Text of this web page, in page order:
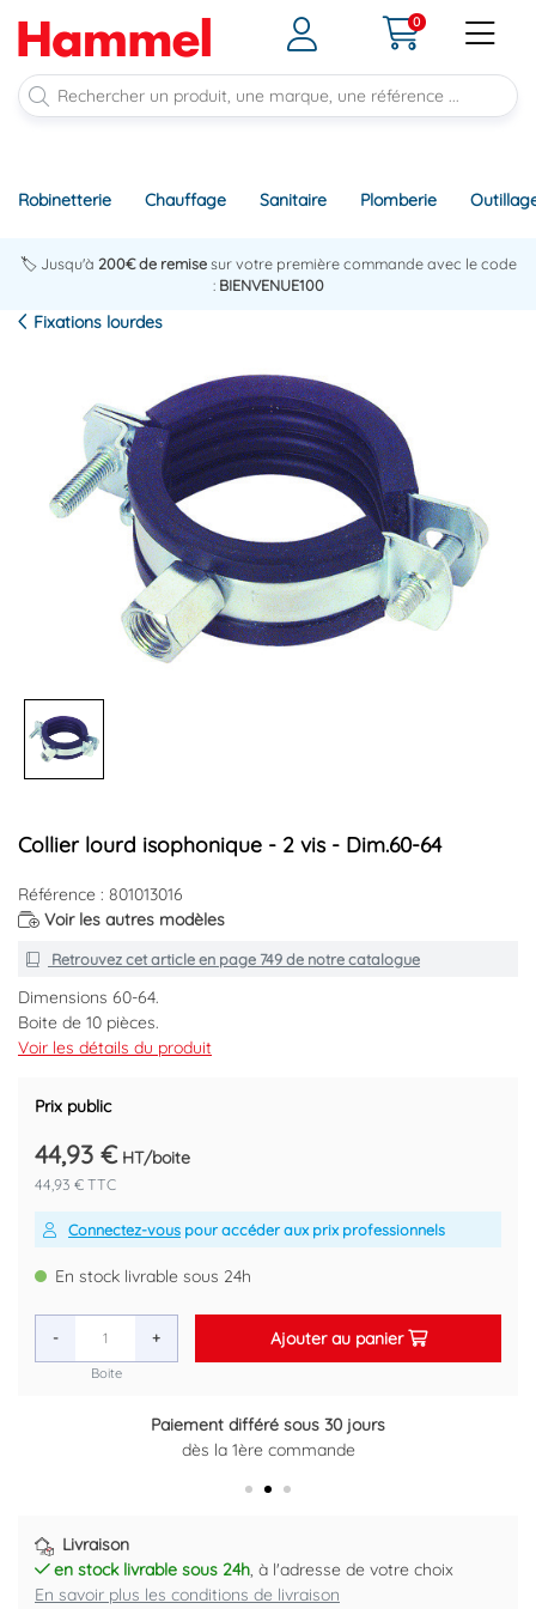
0
Robinetterie Chauffage Sanitaire Plomberie
🏷️ Jusqu'à 200€ de remisesur votre première commande avec le code
: BIENVENUE100
Fixations lourdes
Collier lourd isophonique - 2 vis - Dim.60-64
Référence : 801013016
Voir les autres modèles
Retrouvez cet article en page 749de notre catalogue
Dimensions 60-64.
Boite de 10 pièces.
Ecrou soudé taraudage M8.
Tenue au feu : classe B2.
Code EAN : 4048962269642
Voir les détails du produit
Prix public
44,93 € HT/boite
44,93 € TTC
Connectez-vous pour accéder aux prix professionnels
En stock livrable sous 24h
- + Ajouter au panier
Boite
Paiement différé sous 30 jours
dès la 1ère commande
Retour gratuit sous 14 jours
Plus d'informations ici
Livraison
en stock livrable sous 24h, à l'adresse de votre choix
En savoir plus les conditions de livraison